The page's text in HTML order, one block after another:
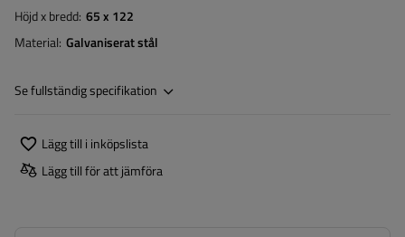
Höjd x bredd 65 x 122
Material Galvaniserat stål
Se fullständig specifikation
Lägg till i inköpslista
Lägg till för att jämföra